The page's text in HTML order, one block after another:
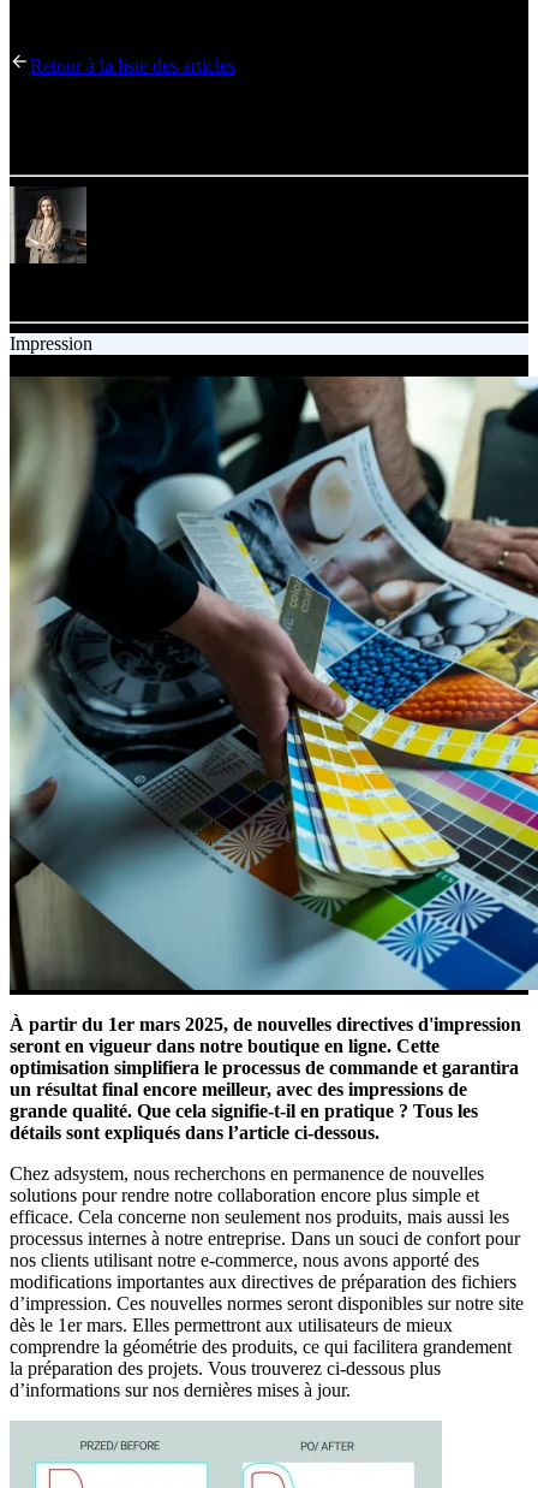
Retour à la liste des articles
Impression
À partir du 1er mars 2025, de nouvelles directives d'impression
seront en vigueur dans notre boutique en ligne. Cette
optimisation simplifiera le processus de commande et garantira
un résultat final encore meilleur, avec des impressions de
grande qualité. Que cela signifie-t-il en pratique ? Tous les
détails sont expliqués dans l’article ci-dessous.
Chez adsystem, nous recherchons en permanence de nouvelles
solutions pour rendre notre collaboration encore plus simple et
efficace. Cela concerne non seulement nos produits, mais aussi les
processus internes à notre entreprise. Dans un souci de confort pour
nos clients utilisant notre e-commerce, nous avons apporté des
modifications importantes aux directives de préparation des fichiers
d’impression. Ces nouvelles normes seront disponibles sur notre site
dès le 1er mars. Elles permettront aux utilisateurs de mieux
comprendre la géométrie des produits, ce qui facilitera grandement
la préparation des projets. Vous trouverez ci-dessous plus
d’informations sur nos dernières mises à jour.